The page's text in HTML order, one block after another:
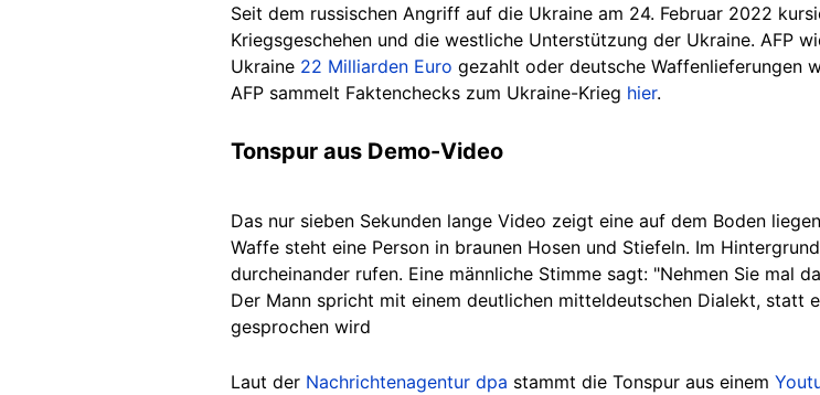
Seit dem russischen Angriff auf die Ukraine am 24. Februar 2022
Kriegsgeschehen und die westliche Unterstützung der Ukraine. AFP
Ukraine 22 Milliarden Euro gezahlt oder deutsche Waffenlieferungen
AFP sammelt Faktenchecks zum Ukraine-Krieg hier.
Tonspur aus Demo-Video
Das nur sieben Sekunden lange Video zeigt eine auf dem Boden
Waffe steht eine Person in braunen Hosen und Stiefeln. Im
durcheinander rufen. Eine männliche Stimme sagt: "Nehmen Sie mal
Der Mann spricht mit einem deutlichen mitteldeutschen Dialekt, statt
gesprochen wird
Laut der Nachrichtenagentur dpa stammt die Tonspur aus einem